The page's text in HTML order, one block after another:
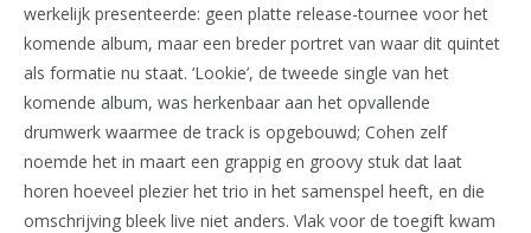
werkelijk presenteerde: geen platte release-tournee voor het
komende album, maar een breder portret van waar dit quintet
als formatie nu staat. ‘Lookie’, de tweede single van het
komende album, was herkenbaar aan het opvallende
drumwerk waarmee de track is opgebouwd; Cohen zelf
noemde het in maart een grappig en groovy stuk dat laat
horen hoeveel plezier het trio in het samenspel heeft, en die
omschrijving bleek live niet anders. Vlak voor de toegift kwam